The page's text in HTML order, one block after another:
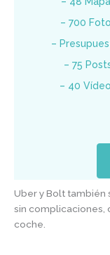
– 700
–
– 75
– 40
Uber y Bolt también
sin complicaciones,
coche.